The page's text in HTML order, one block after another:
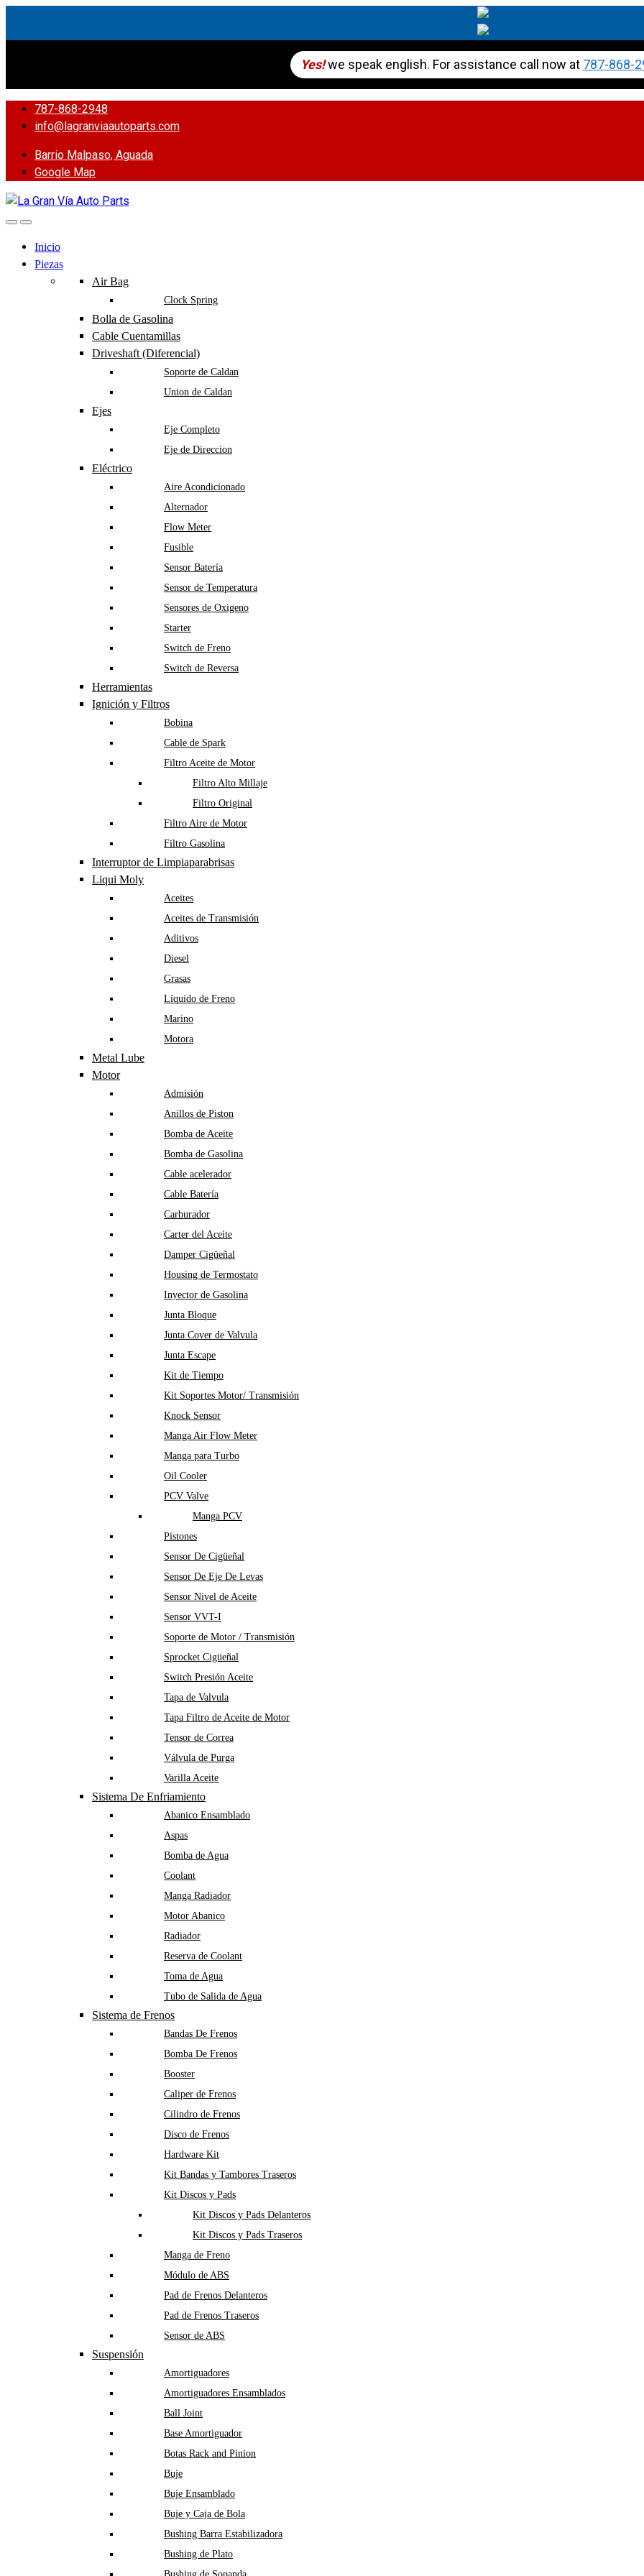
Yes! we speak english. For assistance call now at 787-868-
787-868-2948
info@lagranviaautoparts.com
Barrio Malpaso, Aguada
Google Map
Inicio
Piezas
Air Bag
Clock Spring
Bolla de Gasolina
Cable Cuentamillas
Driveshaft (Diferencial)
Soporte de Caldan
Union de Caldan
Ejes
Eje Completo
Eje de Direccion
Eléctrico
Aire Acondicionado
Alternador
Flow Meter
Fusible
Sensor Batería
Sensor de Temperatura
Sensores de Oxigeno
Starter
Switch de Freno
Switch de Reversa
Herramientas
Ignición y Filtros
Bobina
Cable de Spark
Filtro Aceite de Motor
Filtro Alto Millaje
Filtro Original
Filtro Aire de Motor
Filtro Gasolina
Interruptor de Limpiaparabrisas
Liqui Moly
Aceites
Aceites de Transmisión
Aditivos
Diesel
Grasas
Líquido de Freno
Marino
Motora
Metal Lube
Motor
Admisión
Anillos de Piston
Bomba de Aceite
Bomba de Gasolina
Cable acelerador
Cable Batería
Carburador
Carter del Aceite
Damper Cigüeñal
Housing de Termostato
Inyector de Gasolina
Junta Bloque
Junta Cover de Valvula
Junta Escape
Kit de Tiempo
Kit Soportes Motor/ Transmisión
Knock Sensor
Manga Air Flow Meter
Manga para Turbo
Oil Cooler
PCV Valve
Manga PCV
Pistones
Sensor De Cigüeñal
Sensor De Eje De Levas
Sensor Nivel de Aceite
Sensor VVT-I
Soporte de Motor / Transmisión
Sprocket Cigüeñal
Switch Presión Aceite
Tapa de Valvula
Tapa Filtro de Aceite de Motor
Tensor de Correa
Válvula de Purga
Varilla Aceite
Sistema De Enfriamiento
Abanico Ensamblado
Aspas
Bomba de Agua
Coolant
Manga Radiador
Motor Abanico
Radiador
Reserva de Coolant
Toma de Agua
Tubo de Salida de Agua
Sistema de Frenos
Bandas De Frenos
Bomba De Frenos
Booster
Caliper de Frenos
Cilindro de Frenos
Disco de Frenos
Hardware Kit
Kit Bandas y Tambores Traseros
Kit Discos y Pads
Kit Discos y Pads Delanteros
Kit Discos y Pads Traseros
Manga de Freno
Módulo de ABS
Pad de Frenos Delanteros
Pad de Frenos Traseros
Sensor de ABS
Suspensión
Amortiguadores
Amortiguadores Ensamblados
Ball Joint
Base Amortiguador
Botas Rack and Pinion
Buje
Buje Ensamblado
Buje y Caja de Bola
Bushing Barra Estabilizadora
Bushing de Plato